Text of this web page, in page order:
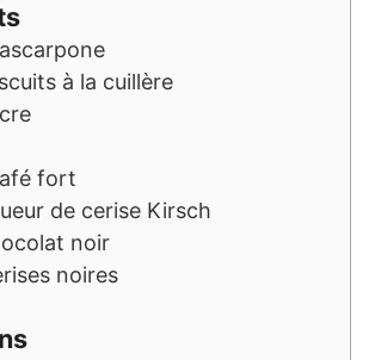
à la cuillère
fort
de cerise Kirsch
noir
noires